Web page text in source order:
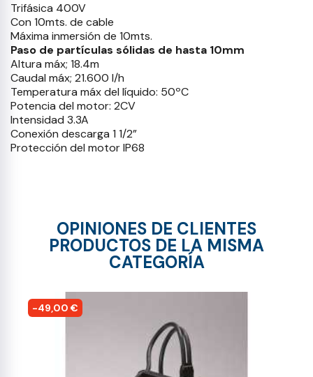
Trifásica 400V
Con 10mts. de cable
Máxima inmersión de 10mts.
Paso de partículas sólidas de hasta 10mm
Altura máx; 18.4m
Caudal máx; 21.600 l/h
Temperatura máx del líquido: 50ºC
Potencia del motor: 2CV
Intensidad 3.3A
Conexión descarga 1 1/2”
Protección del motor IP68
OPINIONES DE CLIENTES
PRODUCTOS DE LA MISMA
CATEGORÍA
-49,00 €